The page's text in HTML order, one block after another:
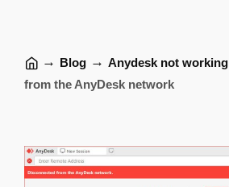
→ Blog → Anydesk not working
from the AnyDesk network